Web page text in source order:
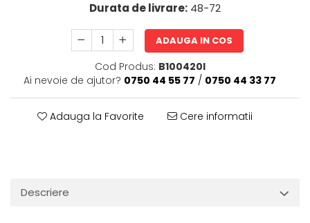
Durata de livrare: 48-72
ADAUGA IN COS
Cod Produs: B100420I
Ai nevoie de ajutor? 0750 44 55 77 / 0750 44 33 77
Adauga la Favorite Cere informatii
Descriere